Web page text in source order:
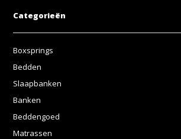
Categorieën
Boxsprings
Bedden
Slaapbanken
Banken
Beddengoed
Matrassen